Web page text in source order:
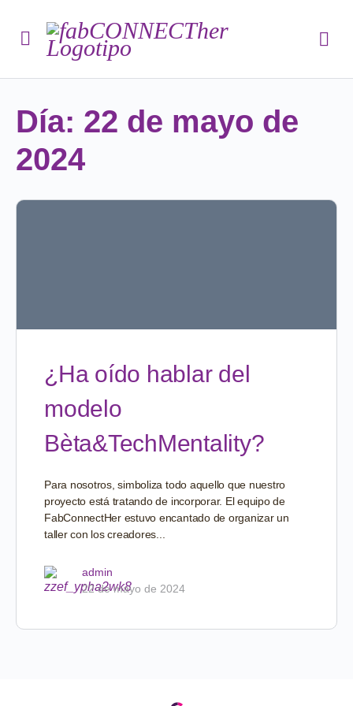
Día: 22 de mayo de
2024
¿Ha oído hablar del
modelo
Bèta&TechMentality?
Para nosotros, simboliza todo aquello que nuestro
proyecto está tratando de incorporar. El equipo de
FabConnectHer estuvo encantado de organizar un
taller con los creadores...
admin
22 de mayo de 2024